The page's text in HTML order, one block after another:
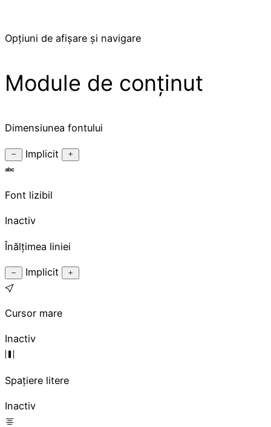
Opțiuni de afișare și navigare
Module de conținut
Dimensiunea fontului
Implicit
Font lizibil
Inactiv
Înălțimea liniei
Implicit
Cursor mare
Inactiv
Spațiere litere
Inactiv